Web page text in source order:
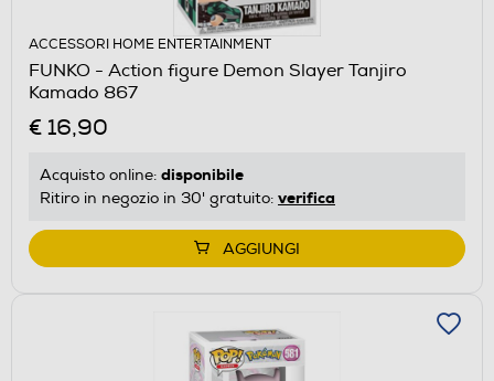
ACCESSORI HOME ENTERTAINMENT
FUNKO - Action figure Demon Slayer Tanjiro
Kamado 867
€ 16,90
Acquisto online: disponibile
Ritiro in negozio in 30' gratuito: verifica
AGGIUNGI